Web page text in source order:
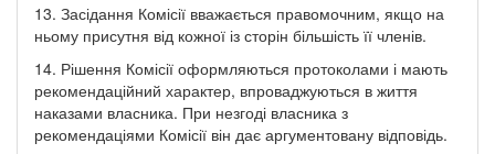
13. Засідання Комісії вважається правомочним, якщо на
ньому присутня від кожної із сторін більшість її членів.
14. Рішення Комісії оформляються протоколами і мають
рекомендаційний характер, впроваджуються в життя
наказами власника. При незгоді власника з
рекомендаціями Комісії він дає аргументовану відповідь.